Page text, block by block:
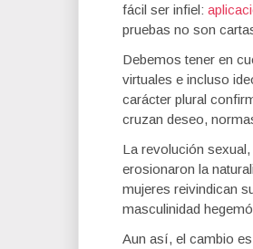
fácil ser infiel:
pruebas no son
Debemos tener en
virtuales e incluso
carácter plural
cruzan deseo,
La revolución
erosionaron la
mujeres reivindican
masculinidad
Aun así, el cambio